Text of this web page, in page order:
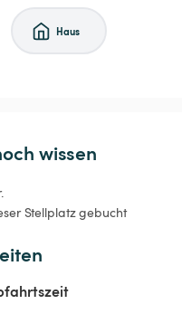
Haus
wissen
Stellplatz gebucht